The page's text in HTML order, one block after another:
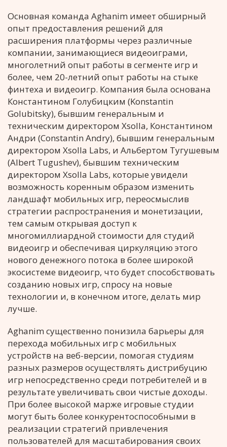
Основная команда Aghanim имеет обширный
опыт предоставления решений для
расширения платформы через различные
компании, занимающиеся видеоиграми,
многолетний опыт работы в сегменте игр и
более, чем 20-летний опыт работы на стыке
финтеха и видеоигр. Компания была основана
Константином Голубицким (Konstantin
Golubitsky), бывшим генеральным и
техническим директором Xsolla, Константином
Андри (Constantin Andry), бывшим генеральным
директором Xsolla Labs, и Альбертом Тугушевым
(Albert Tugushev), бывшим техническим
директором Xsolla Labs, которые увидели
возможность коренным образом изменить
ландшафт мобильных игр, переосмыслив
стратегии распространения и монетизации,
тем самым открывая доступ к
многомиллиардной стоимости для студий
видеоигр и обеспечивая циркуляцию этого
нового денежного потока в более широкой
экосистеме видеоигр, что будет способствовать
созданию новых игр, спросу на новые
технологии и, в конечном итоге, делать мир
лучше.
Aghanim существенно понизила барьеры для
перехода мобильных игр с мобильных
устройств на веб-версии, помогая студиям
разных размеров осуществлять дистрибуцию
игр непосредственно среди потребителей и в
результате увеличивать свои чистые доходы.
При более высокой марже игровые студии
могут быть более конкурентоспособными в
реализации стратегий привлечения
пользователей для масштабирования своих